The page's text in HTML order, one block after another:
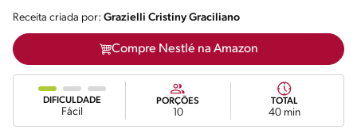
Receita criada por: Grazielli Cristiny Graciliano
Compre Nestlé na Amazon
DIFICULDADE
Fácil
PORÇÕES
10
TOTAL
40 min